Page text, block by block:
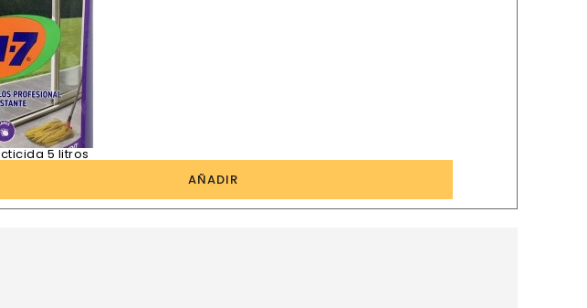
5 litros
AÑADIR